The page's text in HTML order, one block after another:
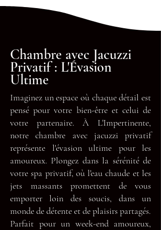
Chambre avec Jacuzzi
Privatif : L'Évasion
Ultime
Imaginez un espace où chaque détail est
pensé pour votre bien-être et celui de
votre partenaire. À L'Impertinente,
notre chambre avec jacuzzi privatif
représente l'évasion ultime pour les
amoureux. Plongez dans la sérénité de
votre spa privatif, où l'eau chaude et les
jets massants promettent de vous
emporter loin des soucis, dans un
monde de détente et de plaisirs partagés.
Parfait pour un week-end amoureux,